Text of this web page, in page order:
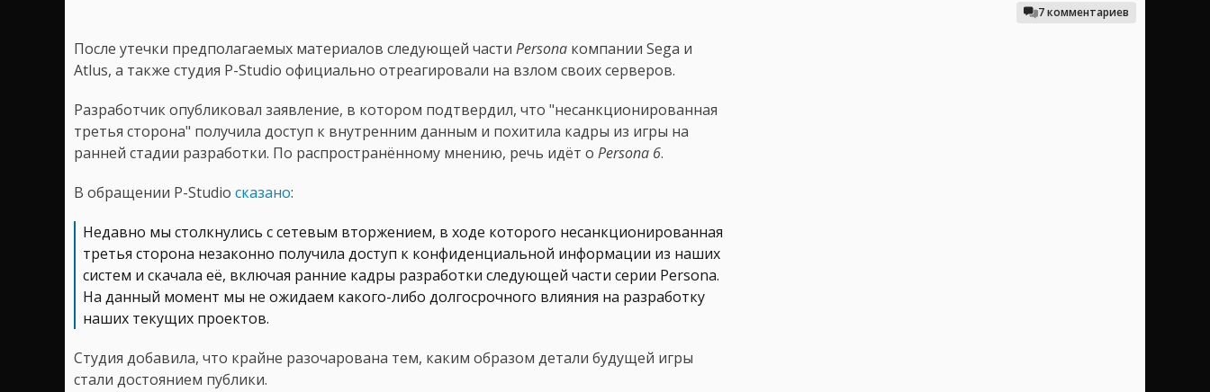
7 комментариев
После утечки предполагаемых материалов следующей части Persona компании Sega и
Atlus, а также студия P-Studio официально отреагировали на взлом своих серверов.
Разработчик опубликовал заявление, в котором подтвердил, что "несанкционированная
третья сторона" получила доступ к внутренним данным и похитила кадры из игры на
ранней стадии разработки. По распространённому мнению, речь идёт о Persona 6.
В обращении P-Studio сказано:
Недавно мы столкнулись с сетевым вторжением, в ходе которого несанкционированная
третья сторона незаконно получила доступ к конфиденциальной информации из наших
систем и скачала её, включая ранние кадры разработки следующей части серии Persona.
На данный момент мы не ожидаем какого-либо долгосрочного влияния на разработку
наших текущих проектов.
Студия добавила, что крайне разочарована тем, каким образом детали будущей игры
стали достоянием публики.